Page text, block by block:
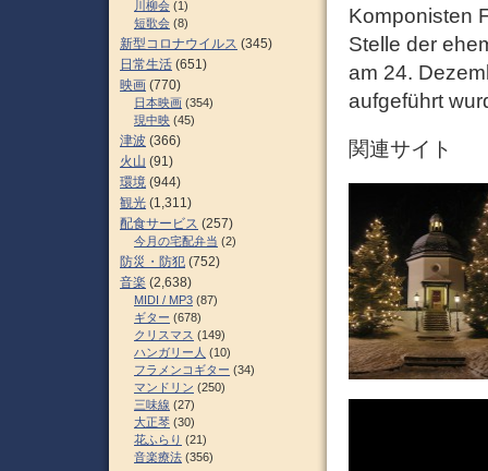
Komponisten
Stelle der
am 24.
aufgeführt
関連サイト
川柳会 (1)
短歌会 (8)
新型コロナウイルス (345)
日常生活 (651)
映画 (770)
日本映画 (354)
現中映 (45)
津波 (366)
火山 (91)
環境 (944)
観光 (1,311)
配食サービス (257)
今月の宅配弁当 (2)
防災・防犯 (752)
音楽 (2,638)
MIDI / MP3 (87)
ギター (678)
クリスマス (149)
ハンガリー人 (10)
フラメンコギター (34)
マンドリン (250)
三味線 (27)
大正琴 (30)
花ふらり (21)
音楽療法 (356)